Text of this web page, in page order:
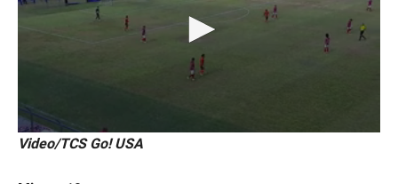
0
s
Video/TCS Go! USA